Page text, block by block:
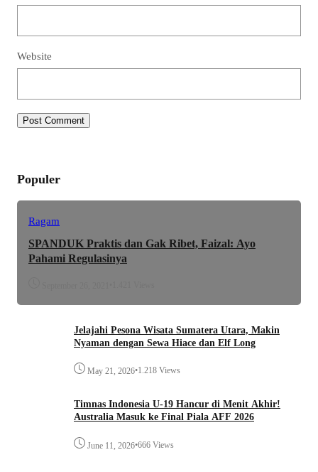
Website
Populer
Ragam
SPANDUK Praktis dan Gak Ribet, Faizal: Ayo
Pahami Regulasinya
Jelajahi Pesona Wisata Sumatera Utara, Makin
Nyaman dengan Sewa Hiace dan Elf Long
May 21, 2026•1.218 Views
Timnas Indonesia U-19 Hancur di Menit Akhir!
Australia Masuk ke Final Piala AFF 2026
June 11, 2026•666 Views